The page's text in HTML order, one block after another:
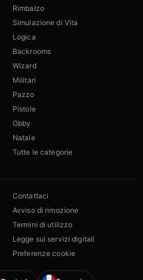
Rimbalzo
Simulazione di Vita
Logica
Backrooms
Wizard
Militari
Pazzo
Pistole
Obby
Natale
Tutte le categorie
Contattaci
Avviso di rimozione
Termini di utilizzo
Legge sui servizi digitali
Preferenze cookie